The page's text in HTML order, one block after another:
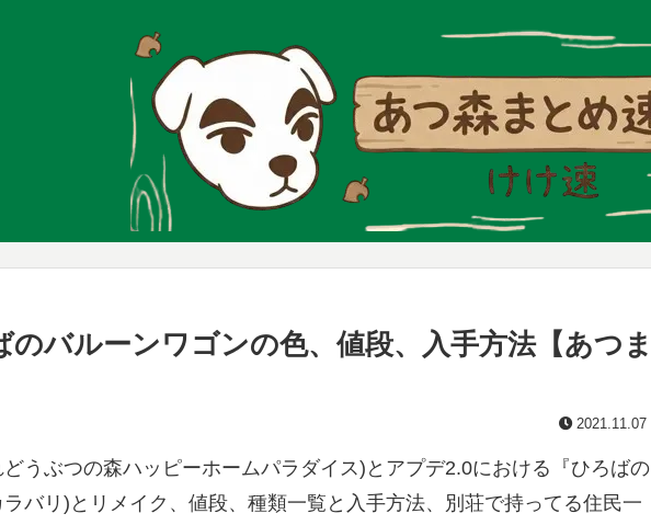
のバルーンワゴンの色、値段、入手方法【あつま
2021.11.07
うぶつの森ハッピーホームパラダイス)とアプデ2.0における『ひろばの
バリ)とリメイク、値段、種類一覧と入手方法、別荘で持ってる住民一